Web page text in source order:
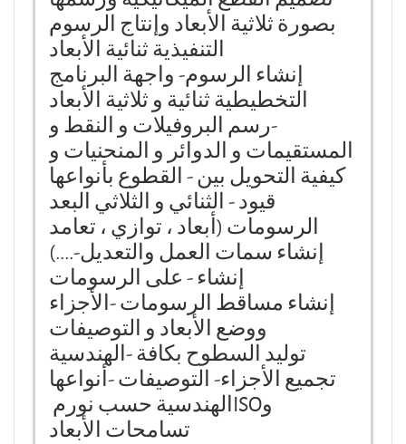
بصورة ثلاثية الأبعاد وإنتاج الرسوم
التنفيذية ثنائية الأبعاد
واجهة البرنامج-إنشاء الرسوم
التخطيطية ثنائية و ثلاثية الأبعاد
-رسم البروفيلات و النقط و
المستقيمات و الدوائر و المنحنيات و
القطوع بأنواعها-كيفية التحويل بين
الثنائي و الثلاثي البعد-قيود
الرسومات (أبعاد ، توازي ، تعامد
....)-إنشاء سمات العمل والتعديل
على الرسومات-إنشاء
الأجزاء-إنشاء مساقط الرسومات
ووضع الأبعاد و التوصيفات
الهندسية-توليد السطوح بكافة
أنواعها-تجميع الأجزاء- التوصيفات
الهندسية حسب نورمISOو
تسامحات الأبعاد